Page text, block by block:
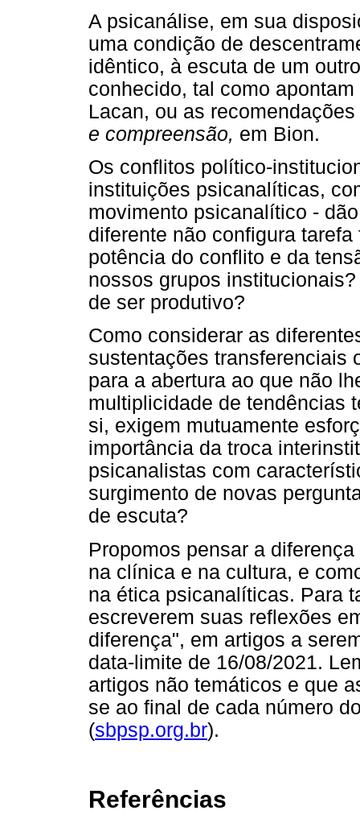
A psicanálise, em sua
uma condição de
idêntico, à escuta de um
conhecido, tal como
Lacan, ou as
e compreensão, em Bion.
Os conflitos político-
instituições psicanalíticas,
movimento psicanalítico -
diferente não configura
potência do conflito e da
nossos grupos
de ser produtivo?
Como considerar as
sustentações transferenciais
para a abertura ao que não
multiplicidade de tendências
si, exigem mutuamente
importância da troca
psicanalistas com
surgimento de novas
de escuta?
Propomos pensar a
na clínica e na cultura, e
na ética psicanalíticas. Para
escreverem suas reflexões
diferença", em artigos a
data-limite de 16/08/2021.
artigos não temáticos e que
se ao final de cada número
(sbpsp.org.br).
Referências